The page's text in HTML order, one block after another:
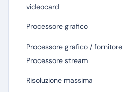
videocard
Processore grafico
Processore grafico / fornitore
Processore stream
Risoluzione massima